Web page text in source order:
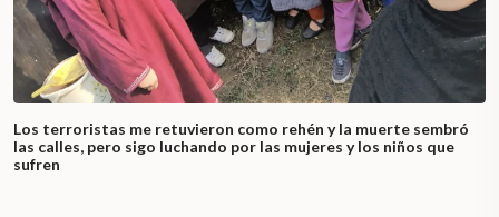
Los terroristas me retuvieron como rehén y la muerte sembró
las calles, pero sigo luchando por las mujeres y los niños que
sufren